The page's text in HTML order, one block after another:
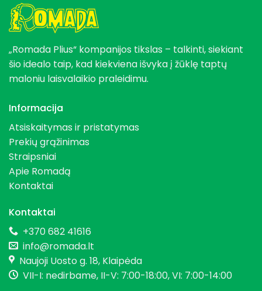
„Romada Plius“ kompanijos tikslas – talkinti, siekiant
šio idealo taip, kad kiekviena išvyka į žūklę taptų
maloniu laisvalaikio praleidimu.
Informacija
Atsiskaitymas ir pristatymas
Prekių grąžinimas
Straipsniai
Apie Romadą
Kontaktai
Kontaktai
+370 682 41616
info@romada.lt
Naujoji Uosto g. 18, Klaipėda
VII-I: nedirbame, II-V: 7:00-18:00, VI: 7:00-14:00